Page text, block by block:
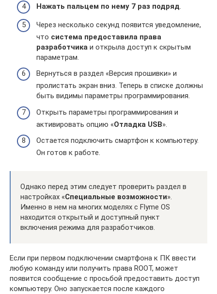
Нажать пальцем по нему 7 раз подряд.
Через несколько секунд появится уведомление,
что система предоставила права
разработчика и открыла доступ к скрытым
параметрам.
Вернуться в раздел «Версия прошивки» и
пролистать экран вниз. Теперь в списке должны
быть видимы параметры программирования.
Открыть параметры программирования и
активировать опцию «Отладка USB».
Остается подключить смартфон к компьютеру.
Он готов к работе.
Однако перед этим следует проверить раздел в
настройках «Специальные возможности».
Именно в нем на многих моделях с Flyme OS
находится открытый и доступный пункт
включения режима для разработчиков.
Если при первом подключении смартфона к ПК ввести
любую команду или получить права ROOT, может
появится сообщение с просьбой предоставить доступ
компьютеру. Оно запускается после каждого